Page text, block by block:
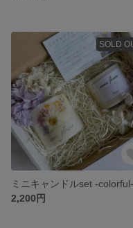
SOLD
ミニキャンドルset -colorful-
2,200円